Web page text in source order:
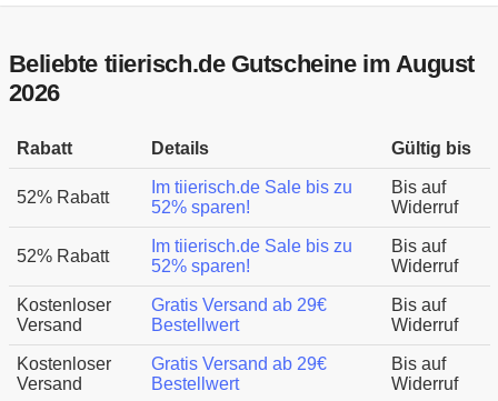
Beliebte tiierisch.de Gutscheine im August
2026
Rabatt Details Gültig bis
52% Rabatt
Im tiierisch.de Sale bis zu
52% sparen!
Bis auf
Widerruf
52% Rabatt
Im tiierisch.de Sale bis zu
52% sparen!
Bis auf
Widerruf
Kostenloser
Versand
Gratis Versand ab 29€
Bestellwert
Bis auf
Widerruf
Kostenloser
Versand
Gratis Versand ab 29€
Bestellwert
Bis auf
Widerruf